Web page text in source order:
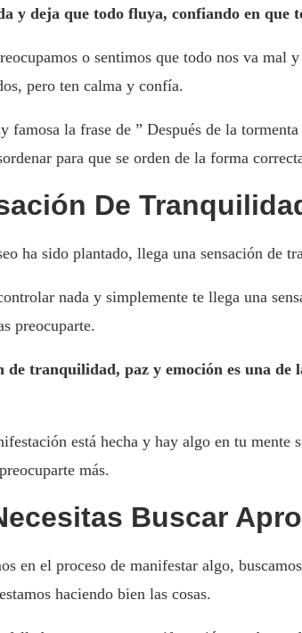
y deja que todo fluya, confiando en que
o sentimos que todo nos va mal
pero ten calma y confía.
famosa la frase de ” Después de la
para que se orden de la forma
De
ha sido plantado, llega una sensación de
nada y simplemente te llega una
preocuparte.
de tranquilidad, paz y emoción es una de
está hecha y hay algo en tu mente
más.
Buscar
en el proceso de manifestar algo,
haciendo bien las cosas.